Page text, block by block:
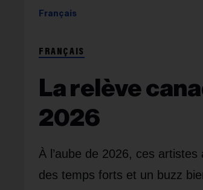
Français
FRANÇAIS
La relève
2026
À l’aube de 2026, ces
des temps forts et un buzz